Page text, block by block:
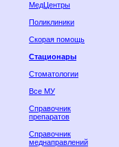
МедЦентры
Поликлиники
Скорая помощь
Стационары
Стоматологии
Все МУ
Справочник
препаратов
Справочник
меднаправлений